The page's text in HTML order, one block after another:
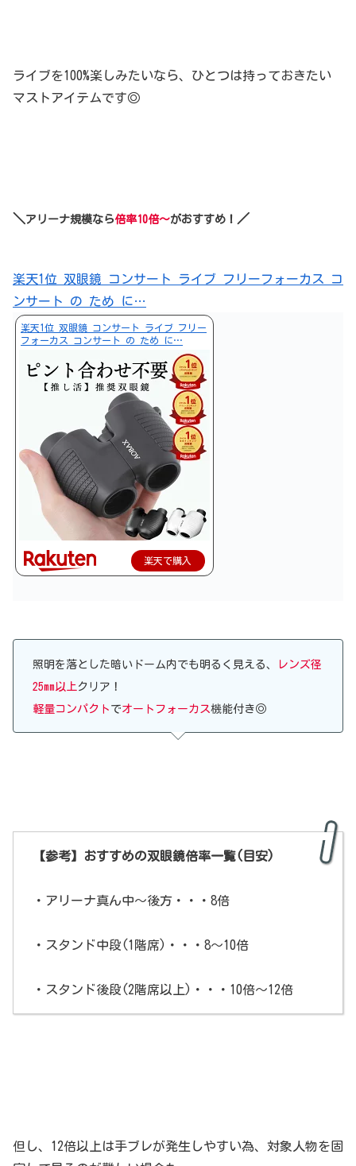
ライブを100%楽しみたいなら、ひとつは持っておきたい
マストアイテムです◎
＼ アリーナ規模なら倍率10倍～がおすすめ！ ／
楽天1位 双眼鏡 コンサート ライブ フリーフォーカス コ
ンサート の ため に…
楽天1位 双眼鏡 コンサート ライブ フリー
フォーカス コンサート の ため に…
楽天で購入
照明を落とした暗いドーム内でも明るく見える、
レンズ径
25mm以上 クリア！
軽量コンパクト でオートフォーカス機能付き◎
【参考】おすすめの双眼鏡倍率一覧(目安)
・アリーナ真ん中～後方・・・8倍
・スタンド中段(1階席)・・・8～10倍
・スタンド後段(2階席以上)・・・10倍～12倍
但し、12倍以上は手ブレが発生しやすい為、対象人物を固